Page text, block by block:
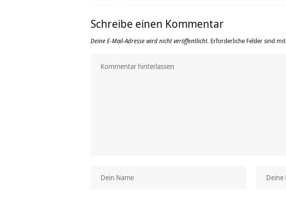
Schreibe einen Kommentar
Deine E-Mail-Adresse wird nicht veröffentlicht. Erforderliche Felder sind mit